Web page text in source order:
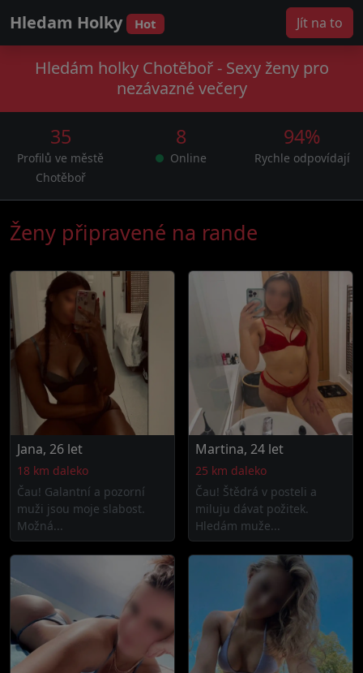
Hledam Holky Hot Jít na to
Hledám holky Chotěboř - Sexy ženy pro
nezávazné večery
35
Profilů ve městě
Chotěboř
8
Online
94%
Rychle odpovídají
Ženy připravené na rande
Jana, 26 let
18 km daleko
Čau! Galantní a pozorní
muži jsou moje slabost.
Možná...
Martina, 24 let
25 km daleko
Čau! Štědrá v posteli a
miluju dávat požitek.
Hledám muže...